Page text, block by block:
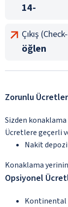
14-
Çıkış
öğlen
Zorunlu Ücretler
Sizden
Ücretlere geçerli
Nakit
Konaklama
Opsiyonel
Kontinental